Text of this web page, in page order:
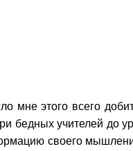
мне этого всего
бедных учителей до
своего